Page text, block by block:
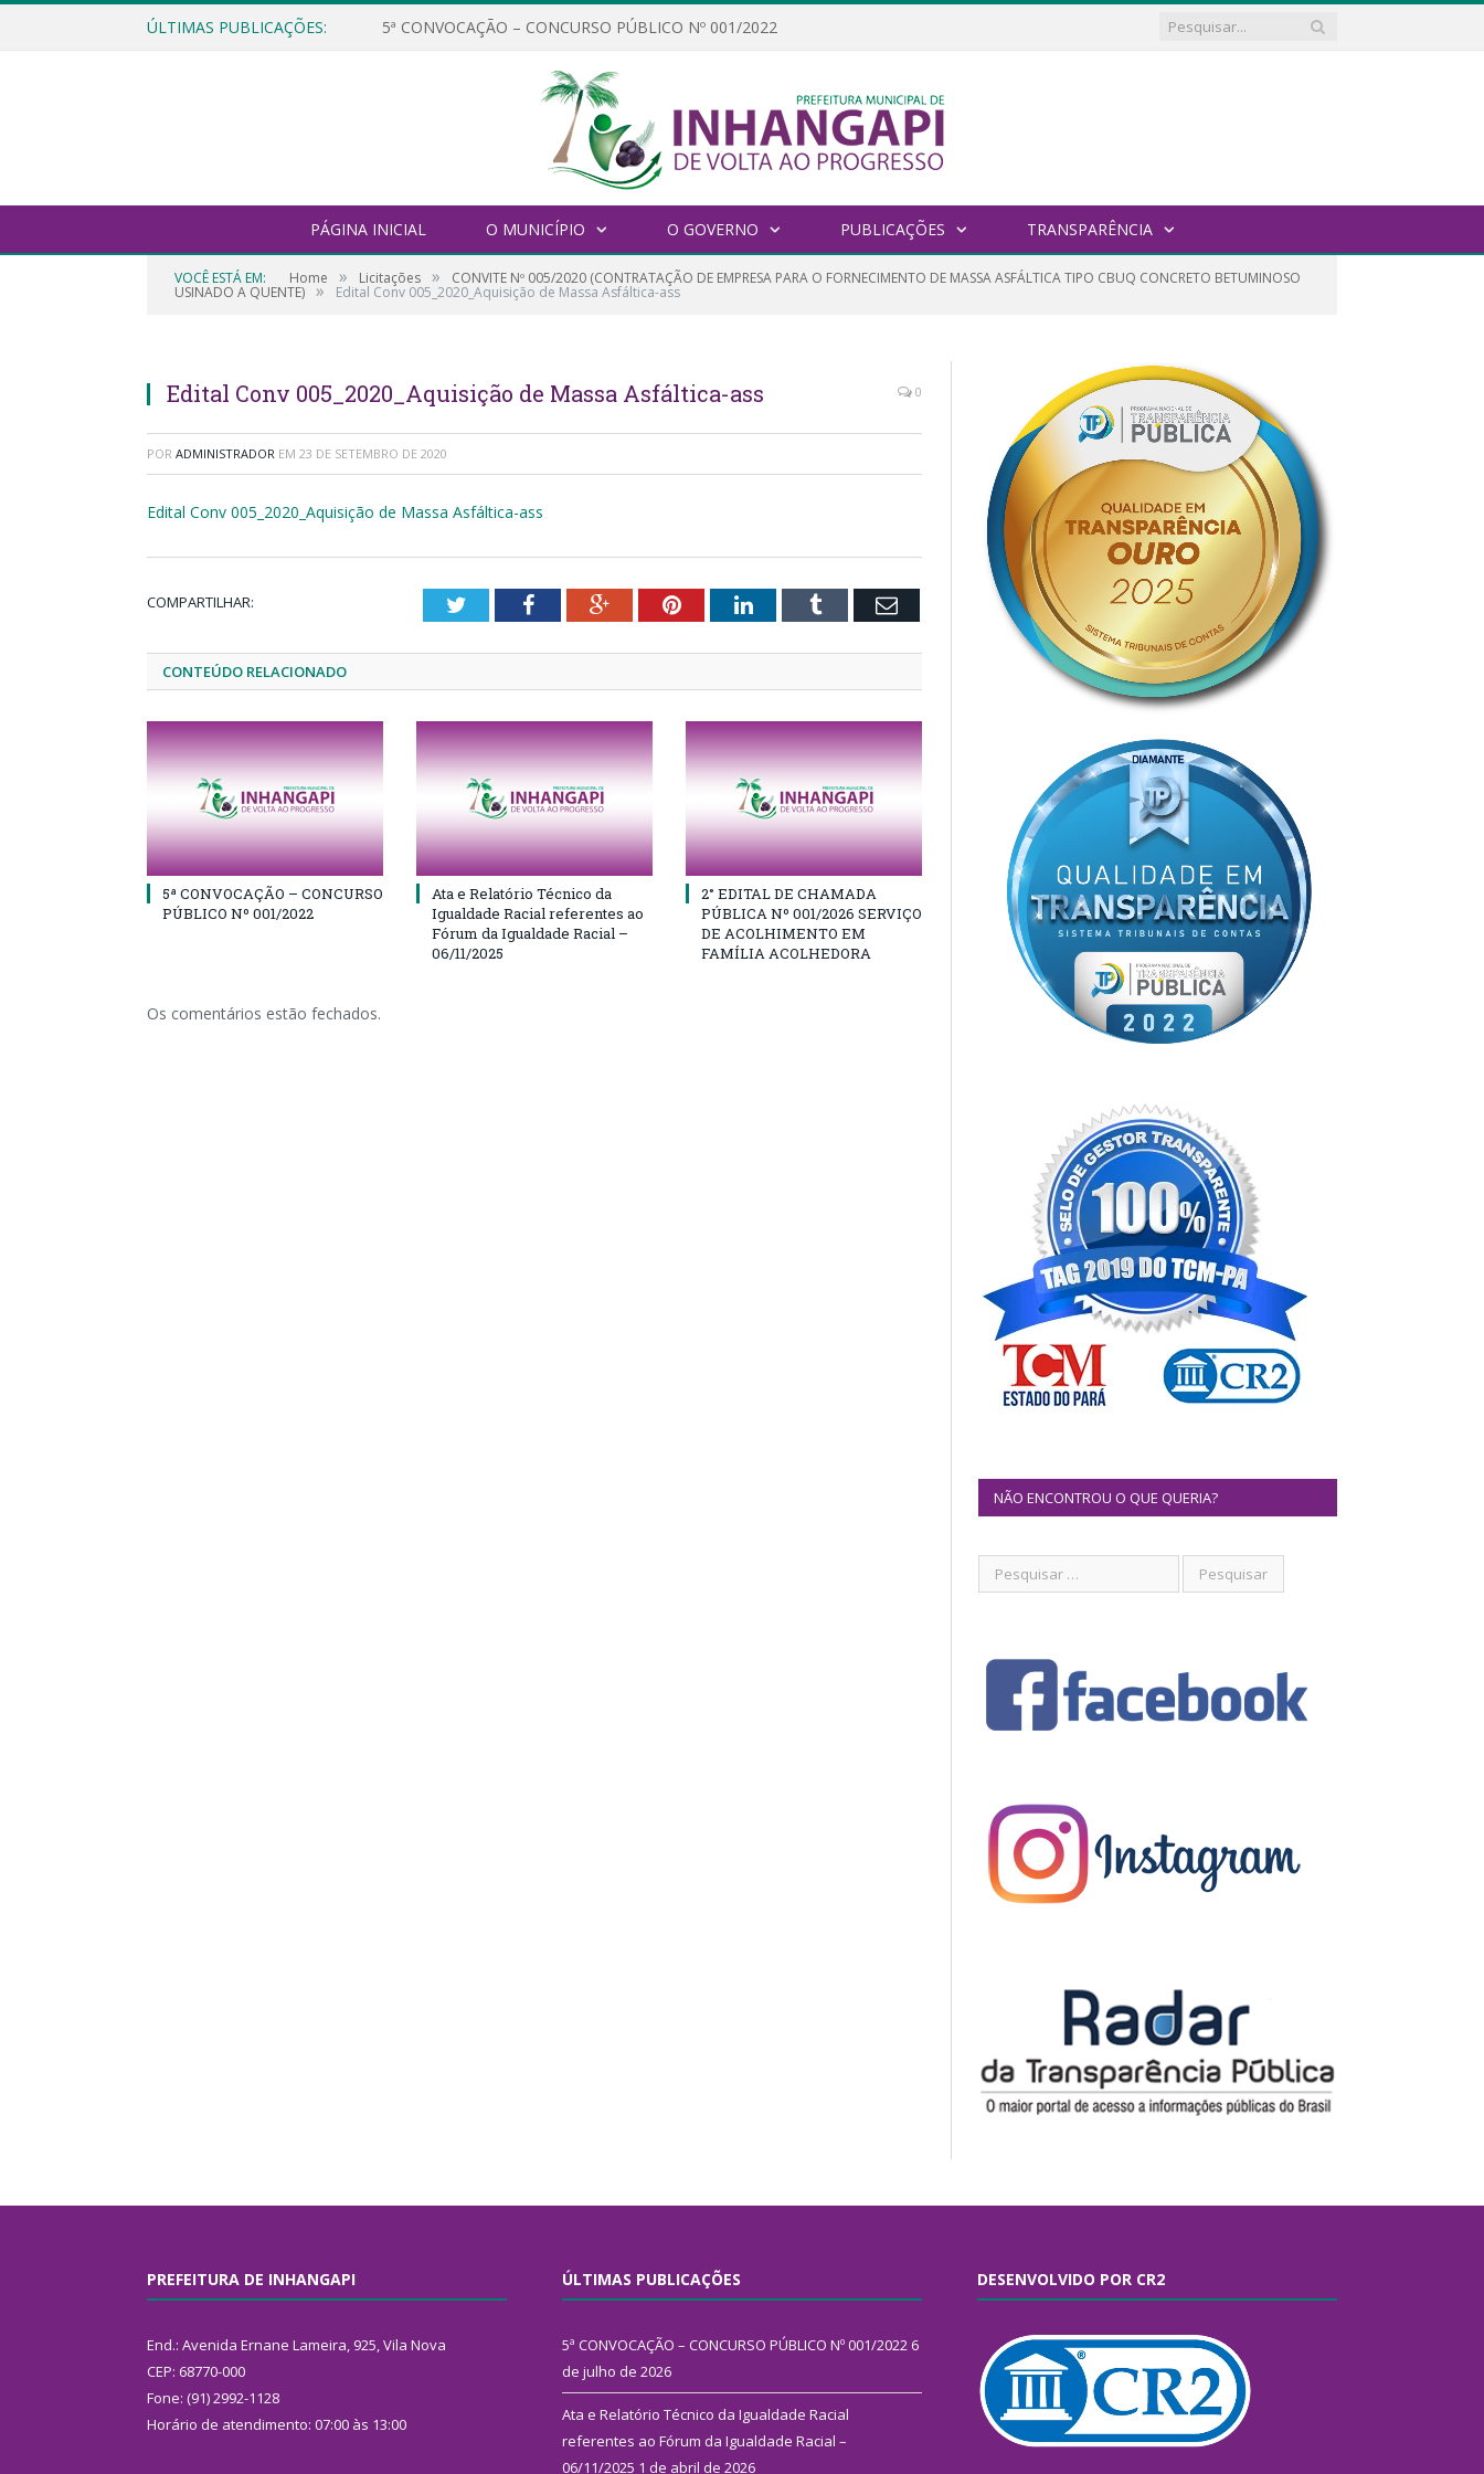
ÚLTIMAS PUBLICAÇÕES: 5ª CONVOCAÇÃO – CONCURSO PÚBLICO Nº 001/2022
PÁGINA INICIAL O MUNICÍPIO O GOVERNO PUBLICAÇÕES TRANSPARÊNCIA
VOCÊ ESTÁ EM: Home » Licitações » CONVITE Nº 005/2020 (CONTRATAÇÃO DE EMPRESA PARA O FORNECIMENTO DE MASSA ASFÁLTICA TIPO CBUQ CONCRETO BETUMINOSO
USINADO A QUENTE) » Edital Conv 005_2020_Aquisição de Massa Asfáltica-ass
Edital Conv 005_2020_Aquisição de Massa Asfáltica-ass 0
POR ADMINISTRADOR EM 23 DE SETEMBRO DE 2020
Edital Conv 005_2020_Aquisição de Massa Asfáltica-ass
COMPARTILHAR: TwitterFacebookGoogle+PinterestLinkedInTumblr Email
CONTEÚDO RELACIONADO
5ª CONVOCAÇÃO – CONCURSO
PÚBLICO Nº 001/2022
Ata e Relatório Técnico da
Igualdade Racial referentes ao
Fórum da Igualdade Racial –
06/11/2025
2° EDITAL DE CHAMADA
PÚBLICA Nº 001/2026 SERVIÇO
DE ACOLHIMENTO EM
FAMÍLIA ACOLHEDORA
Os comentários estão fechados.
NÃO ENCONTROU O QUE QUERIA?
PREFEITURA DE INHANGAPI
End.: Avenida Ernane Lameira, 925, Vila Nova
CEP: 68770-000
Fone: (91) 2992-1128
Horário de atendimento: 07:00 às 13:00
ÚLTIMAS PUBLICAÇÕES
5ª CONVOCAÇÃO – CONCURSO PÚBLICO Nº 001/2022 6
de julho de 2026
Ata e Relatório Técnico da Igualdade Racial
referentes ao Fórum da Igualdade Racial –
06/11/2025 1 de abril de 2026
DESENVOLVIDO POR CR2